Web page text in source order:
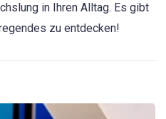
in Ihren Alltag. Es gibt
zu entdecken!